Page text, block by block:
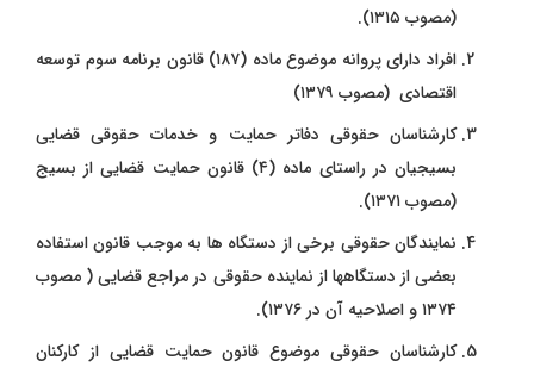
(مصوب ۱۳۱۵).
افراد دارای پروانه موضوع ماده (۱۸۷) قانون برنامه سوم توسعه
اقتصادی (مصوب ۱۳۷۹)
کارشناسان حقوقی دفاتر حمایت و خدمات حقوقی قضایی
بسیجیان در راستای ماده (۴) قانون حمایت قضایی از بسیج
(مصوب ۱۳۷۱).
نمایندگان حقوقی برخی از دستگاه ها به موجب قانون استفاده
بعضی از دستگاهها از نماینده حقوقی در مراجع قضایی ( مصوب
۱۳۷۴ و اصلاحیه آن در ۱۳۷۶).
کارشناسان حقوقی موضوع قانون حمایت قضایی از کارکنان